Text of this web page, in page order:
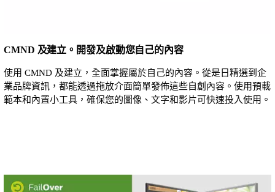
CMND 及建立。開發及啟動您自己的內容
使用 CMND 及建立，全面掌握屬於自己的內容。從是日精選到企
業品牌資訊，都能透過拖放介面簡單發佈這些自創內容。使用預載
範本和內置小工具，確保您的圖像、文字和影片可快速投入使用。